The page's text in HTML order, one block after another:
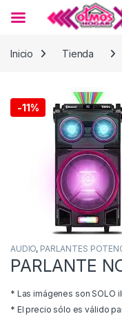
Inicio
Tienda
-11%
AUDIO, PARLANTES
PARLANTE
* Las imágenes son SOLO
* El precio sólo es válido